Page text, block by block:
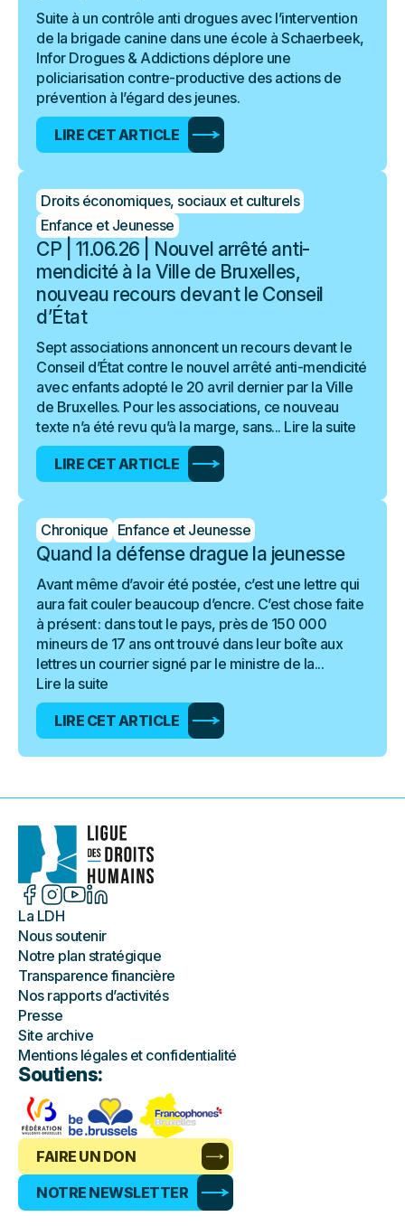
Suite à un contrôle anti drogues avec l’intervention
de la brigade canine dans une école à Schaerbeek,
Infor Drogues & Addictions déplore une
policiarisation contre-productive des actions de
prévention à l’égard des jeunes.
LIRE CET ARTICLE
Droits économiques, sociaux et culturels
Enfance et Jeunesse
CP | 11.06.26 | Nouvel arrêté anti-
mendicité à la Ville de Bruxelles,
nouveau recours devant le Conseil
d’État
Sept associations annoncent un recours devant le
Conseil d’État contre le nouvel arrêté anti-mendicité
avec enfants adopté le 20 avril dernier par la Ville
de Bruxelles. Pour les associations, ce nouveau
texte n’a été revu qu’à la marge, sans... Lire la suite
LIRE CET ARTICLE
Chronique Enfance et Jeunesse
Quand la défense drague la jeunesse
Avant même d’avoir été postée, c’est une lettre qui
aura fait couler beaucoup d’encre. C’est chose faite
à présent : dans tout le pays, près de 150 000
mineurs de 17 ans ont trouvé dans leur boîte aux
lettres un courrier signé par le ministre de la...
Lire la suite
LIRE CET ARTICLE
La LDH
Nous soutenir
Notre plan stratégique
Transparence financière
Nos rapports d’activités
Presse
Site archive
Mentions légales et confidentialité
Soutiens:
FAIRE UN DON
NOTRE NEWSLETTER